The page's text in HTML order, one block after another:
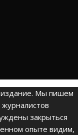
Мы пишем
закрыться
опыте видим,